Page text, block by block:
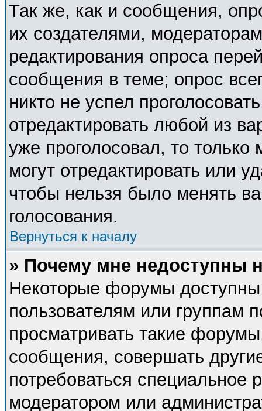
Так же, как и сообщения,
их создателями,
редактирования опроса
сообщения в теме; опрос
никто не успел
отредактировать любой из
уже проголосовал, то
могут отредактировать или
чтобы нельзя было менять
голосования.
Вернуться к началу
» Почему мне недоступны
Некоторые форумы
пользователям или группам
просматривать такие
сообщения, совершать
потребоваться специальное
модератором или